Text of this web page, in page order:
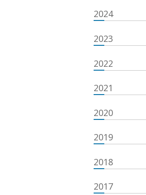
2024
2023
2022
2021
2020
2019
2018
2017